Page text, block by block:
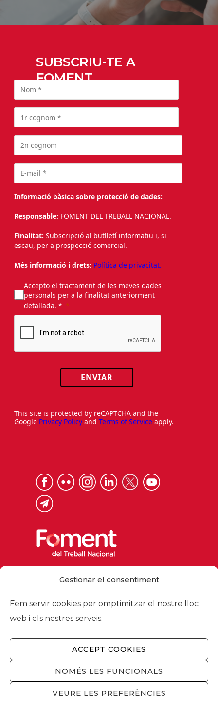
Gestionar el consentiment
Fem servir cookies per omptimitzar el nostre lloc
web i els nostres serveis.
ACCEPT COOKIES
NOMÉS LES FUNCIONALS
VEURE LES PREFERÈNCIES
SUBSCRIU-TE A
FOMENT
Informació bàsica sobre protecció de dades:
Responsable: FOMENT DEL TREBALL NACIONAL.
Finalitat: Subscripció al butlletí informatiu i, si
escau, per a prospecció comercial.
Més informació i drets: Política de privacitat.
Accepto el tractament de les meves dades
personals per a la finalitat anteriorment
detallada. *
ENVIAR
This site is protected by reCAPTCHA and the
Google Privacy Policy and Terms of Service apply.
foment@foment.com
© 2026 - Foment del Treball Nacional
Nosaltres
privacitat/ Política cookies/Privacitat